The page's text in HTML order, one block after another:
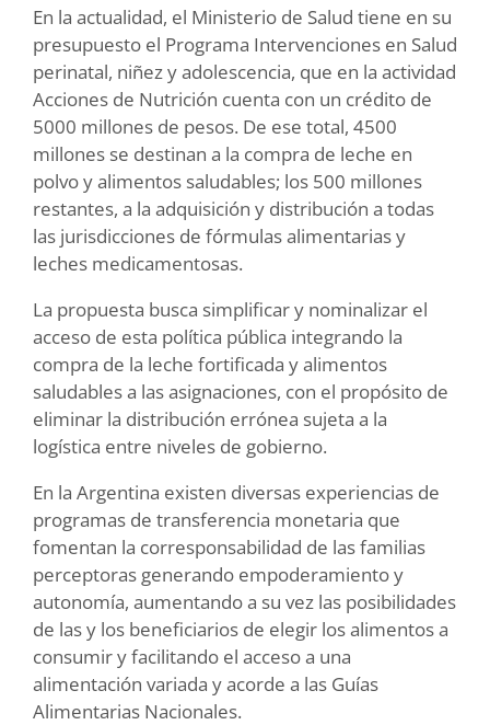
En la actualidad, el Ministerio de Salud tiene en su
presupuesto el Programa Intervenciones en Salud
perinatal, niñez y adolescencia, que en la actividad
Acciones de Nutrición cuenta con un crédito de
5000 millones de pesos. De ese total, 4500
millones se destinan a la compra de leche en
polvo y alimentos saludables; los 500 millones
restantes, a la adquisición y distribución a todas
las jurisdicciones de fórmulas alimentarias y
leches medicamentosas.
La propuesta busca simplificar y nominalizar el
acceso de esta política pública integrando la
compra de la leche fortificada y alimentos
saludables a las asignaciones, con el propósito de
eliminar la distribución errónea sujeta a la
logística entre niveles de gobierno.
En la Argentina existen diversas experiencias de
programas de transferencia monetaria que
fomentan la corresponsabilidad de las familias
perceptoras generando empoderamiento y
autonomía, aumentando a su vez las posibilidades
de las y los beneficiarios de elegir los alimentos a
consumir y facilitando el acceso a una
alimentación variada y acorde a las Guías
Alimentarias Nacionales.